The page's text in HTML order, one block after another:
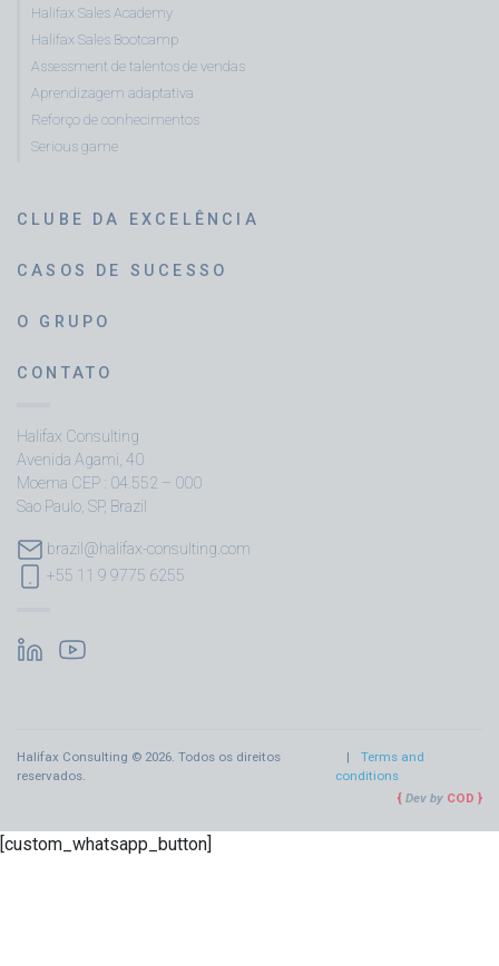
Halifax Sales Academy
Halifax Sales Bootcamp
Assessment de talentos de vendas
Aprendizagem adaptativa
Reforço de conhecimentos
Serious game
CLUBE DA EXCELÊNCIA
CASOS DE SUCESSO
O GRUPO
CONTATO
Halifax Consulting
Avenida Agami, 40
Moema CEP : 04.552 – 000
Sao Paulo, SP, Brazil
brazil@halifax-consulting.com
+55 11 9 9775 6255
Halifax Consulting © 2026. Todos os direitos
reservados.
Terms and
conditions
Dev by COD
[custom_whatsapp_button]